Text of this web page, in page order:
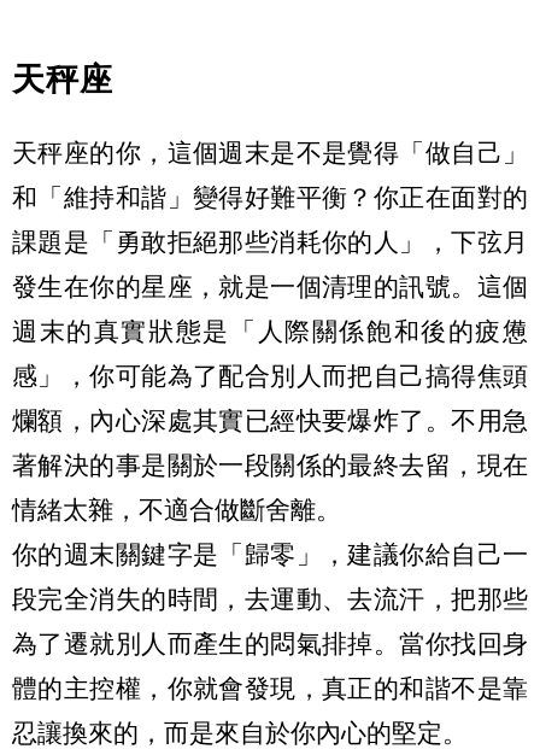
天秤座
天秤座的你，這個週末是不是覺得「做自己」
和「維持和諧」變得好難平衡？你正在面對的
課題是「勇敢拒絕那些消耗你的人」，下弦月
發生在你的星座，就是一個清理的訊號。這個
週末的真實狀態是「人際關係飽和後的疲憊
感」，你可能為了配合別人而把自己搞得焦頭
爛額，內心深處其實已經快要爆炸了。不用急
著解決的事是關於一段關係的最終去留，現在
情緒太雜，不適合做斷舍離。
你的週末關鍵字是「歸零」，建議你給自己一
段完全消失的時間，去運動、去流汗，把那些
為了遷就別人而產生的悶氣排掉。當你找回身
體的主控權，你就會發現，真正的和諧不是靠
忍讓換來的，而是來自於你內心的堅定。